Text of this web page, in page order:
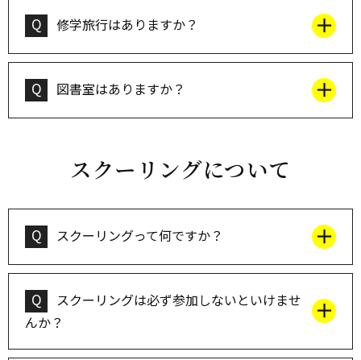
Q 修学旅行はありますか？
Q 図書室はありますか？
スクーリングについて
Q スクーリングって何ですか？
Q
スクーリングは必ず参加しないといけませ
んか？